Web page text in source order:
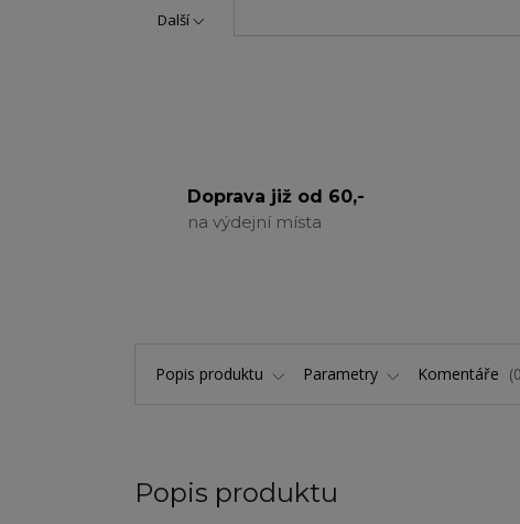
Další
Doprava již od 60,-
na výdejní místa
Popis produktu Parametry Komentáře 0
Popis produktu